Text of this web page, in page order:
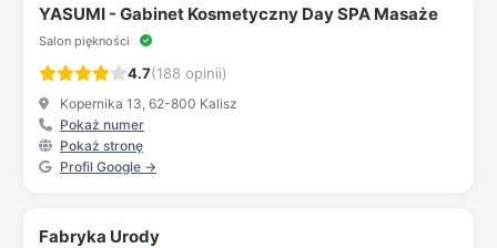
YASUMI - Gabinet Kosmetyczny Day SPA Masaże
Salon piękności
4.7(188 opinii)
Kopernika 13, 62-800 Kalisz
Pokaż numer
Pokaż stronę
Profil Google →
Fabryka Urody